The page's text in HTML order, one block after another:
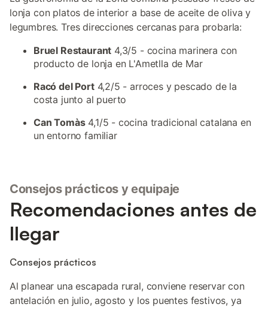
lonja con platos de interior a base de aceite de oliva y
legumbres. Tres direcciones cercanas para probarla:
Bruel Restaurant 4,3/5 - cocina marinera con
producto de lonja en L'Ametlla de Mar
Racó del Port4,2/5 - arroces y pescado de la
costa junto al puerto
Can Tomàs4,1/5 - cocina tradicional catalana en
un entorno familiar
Consejos prácticos y equipaje
Recomendaciones antes de
llegar
Consejos prácticos
Al planear una escapada rural, conviene reservar con
antelación en julio, agosto y los puentes festivos, ya